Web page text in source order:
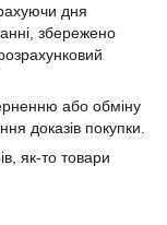
дня
збережено
або обміну
доказів покупки.
як-то товари